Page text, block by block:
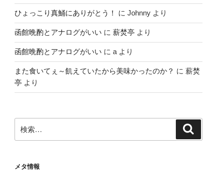
ひょっこり真鯒にありがとう！ に Johnny より
函館晩酌とアナログがいい に 薪焚亭 より
函館晩酌とアナログがいい に a より
また食いてぇ～飢えていたから美味かったのか？ に 薪焚
亭 より
索:
メタ情報